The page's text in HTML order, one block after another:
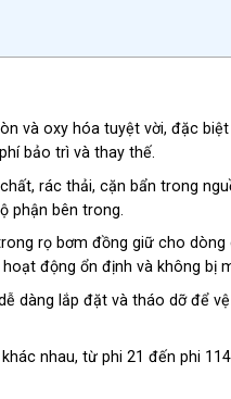
và oxy hóa tuyệt vời, đặc
bảo trì và thay thế.
rác thải, cặn bẩn trong
phận bên trong.
rọ bơm đồng giữ cho
động ổn định và không bị
dàng lắp đặt và tháo dỡ để
nhau, từ phi 21 đến phi